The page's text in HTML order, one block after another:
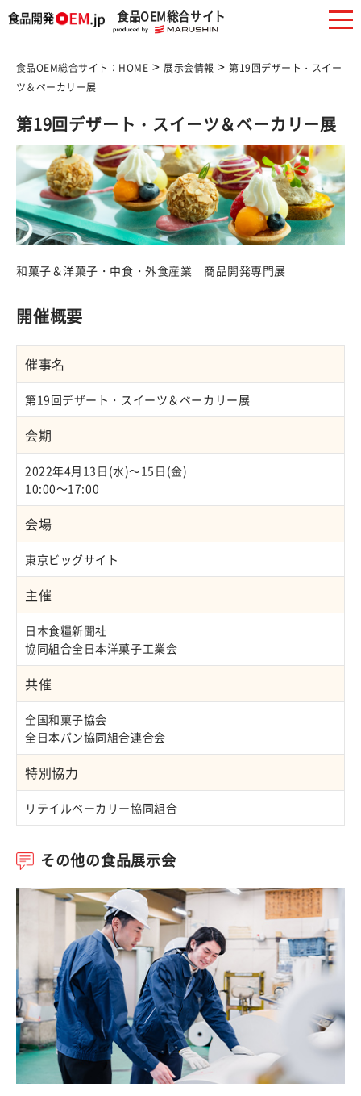
食品OEM総合サイト
食品OEM総合サイト：HOME >展示会情報 >第19回デザート・スイー
ツ＆ベーカリー展
第19回デザート・スイーツ＆ベーカリー展
和菓子＆洋菓子・中食・外食産業 商品開発専門展
開催概要
催事名
第19回デザート・スイーツ＆ベーカリー展
会期
2022年4月13日(水)～15日(金)
10:00～17:00
会場
東京ビッグサイト
主催
日本食糧新聞社
協同組合全日本洋菓子工業会
共催
全国和菓子協会
全日本パン協同組合連合会
特別協力
リテイルベーカリー協同組合
その他の食品展示会